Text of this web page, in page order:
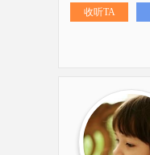
收听TA